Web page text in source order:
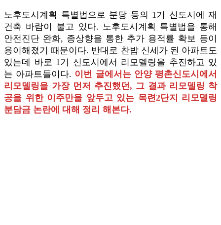
노후도시계획 특별법으로 분당 등의 1기 신도시에 재
건축 바람이 불고 있다. 노후도시계획 특별법을 통해
안전진단 완화, 종상향을 통한 추가 용적률 확보 등이
용이해졌기 때문이다. 반대로 찬밥 신세가 된 아파트도
있는데 바로 1기 신도시에서 리모델링을 추진하고 있
는 아파트들이다. 이번 글에서는 안양 평촌신도시에서
리모델링을 가장 먼저 추진했던, 그 결과 리모델링 착
공을 위한 이주만을 앞두고 있는 목련2단지 리모델링
분담금 논란에 대해 정리 해본다.